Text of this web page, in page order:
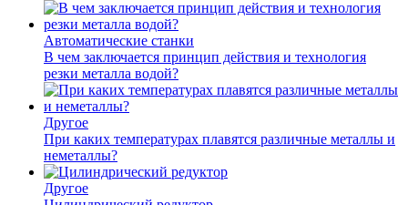
Автоматические станки
В чем заключается принцип действия и технология
резки металла водой?
Другое
При каких температурах плавятся различные металлы и
неметаллы?
Другое